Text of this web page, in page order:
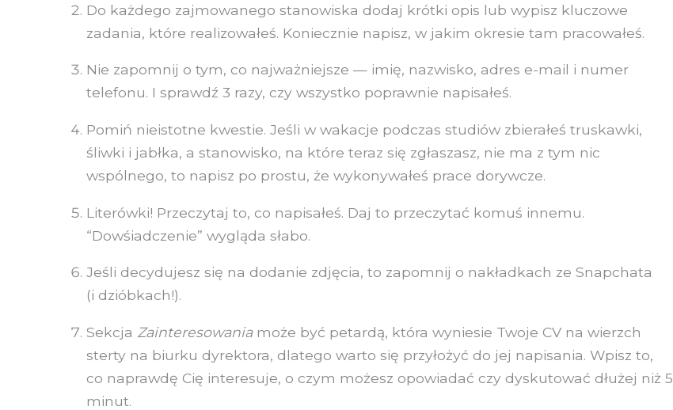
Do każdego zajmowanego stanowiska dodaj krótki opis lub wypisz kluczowe
zadania, które realizowałeś. Koniecznie napisz, w jakim okresie tam pracowałeś.
Nie zapomnij o tym, co najważniejsze — imię, nazwisko, adres e-mail i numer
telefonu. I sprawdź 3 razy, czy wszystko poprawnie napisałeś.
Pomiń nieistotne kwestie. Jeśli w wakacje podczas studiów zbierałeś truskawki,
śliwki i jabłka, a stanowisko, na które teraz się zgłaszasz, nie ma z tym nic
wspólnego, to napisz po prostu, że wykonywałeś prace dorywcze.
Literówki! Przeczytaj to, co napisałeś. Daj to przeczytać komuś innemu.
“Dowśiadczenie” wygląda słabo.
Jeśli decydujesz się na dodanie zdjęcia, to zapomnij o nakładkach ze Snapchata
(i dzióbkach!).
Sekcja Zainteresowaniamoże być petardą, która wyniesie Twoje CV na wierzch
sterty na biurku dyrektora, dlatego warto się przyłożyć do jej napisania. Wpisz to,
co naprawdę Cię interesuje, o czym możesz opowiadać czy dyskutować dłużej niż 5
minut.